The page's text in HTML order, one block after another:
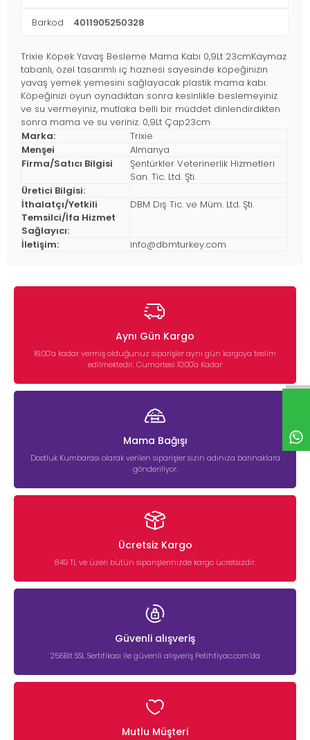
Barkod 4011905250328
Trixie Köpek Yavaş Besleme Mama Kabı 0,9Lt 23cmKaymaz
tabanlı, özel tasarımlı iç haznesi sayesinde köpeğinizin
yavaş yemek yemesini sağlayacak plastik mama kabı.
Köpeğinizi oyun oynadıktan sonra kesinlikle beslemeyiniz
ve su vermeyiniz, mutlaka belli bir müddet dinlendirdikten
sonra mama ve su veriniz. 0,9Lt Çap23cm
Marka:
Trixie
Menşei
Almanya
Firma/Satıcı Bilgisi
Şentürkler Veterinerlik Hizmetleri
San. Tic. Ltd. Şti.
Üretici Bilgisi:
İthalatçı/Yetkili
Temsilci/İfa Hizmet
Sağlayıcı:
DBM Dış Tic. ve Müm. Ltd. Şti.
İletişim: info@dbmturkey.com
Aynı Gün Kargo
16:00’a kadar vermiş olduğunuz siparişler aynı gün kargoya teslim
edilmektedir. Cumartesi 10:00'a Kadar
Mama Bağışı
Dostluk Kumbarası olarak verilen siparişler sizin adınıza barınaklara
gönderiliyor.
Ücretsiz Kargo
849 TL ve üzeri bütün siparişlerinizde kargo ücretsizdir.
Güvenli alışveriş
256Bit SSL Sertifikası ile güvenli alışveriş Petihtiyac.com’da
Mutlu Müşteri